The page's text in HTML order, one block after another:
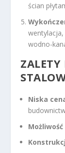
ścian
wodno-
Niska